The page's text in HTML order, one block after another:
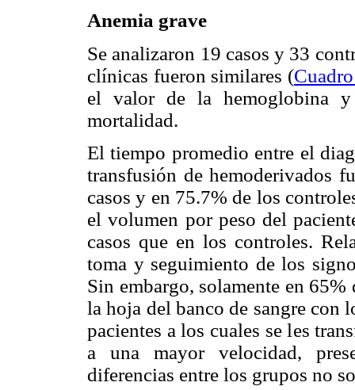
Anemia grave
Se analizaron 19 casos y 33
clínicas fueron similares (
el valor de la hemoglobina
mortalidad.
El tiempo promedio entre el
transfusión de hemoderivados
casos y en 75.7% de los
el volumen por peso del
casos que en los controles.
toma y seguimiento de los
Sin embargo, solamente en
la hoja del banco de sangre con
pacientes a los cuales se les
a una mayor velocidad,
diferencias entre los grupos no